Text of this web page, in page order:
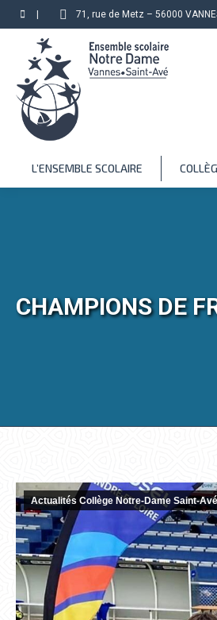
71, rue de Metz – 56000
L’ENSEMBLE SCOLAIRE
CHAMPIONS DE
Actualités Collège Notre-Dame Saint-Avé